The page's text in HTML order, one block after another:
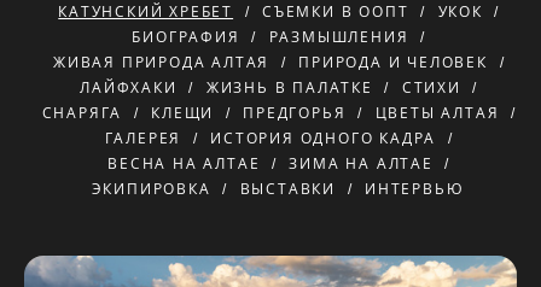
КАТУНСКИЙ ХРЕБЕТ
СЪЕМКИ В ООПТ
УКОК
БИОГРАФИЯ
РАЗМЫШЛЕНИЯ
ЖИВАЯ ПРИРОДА АЛТАЯ
ПРИРОДА И ЧЕЛОВЕК
ЛАЙФХАКИ
ЖИЗНЬ В ПАЛАТКЕ
СТИХИ
СНАРЯГА
КЛЕЩИ ПРЕДГОРЬЯ
ЦВЕТЫ АЛТАЯ
ГАЛЕРЕЯ
ИСТОРИЯ ОДНОГО КАДРА
ВЕСНА НА АЛТАЕ
ЗИМА НА АЛТАЕ
ЭКИПИРОВКА
ВЫСТАВКИ ИНТЕРВЬЮ